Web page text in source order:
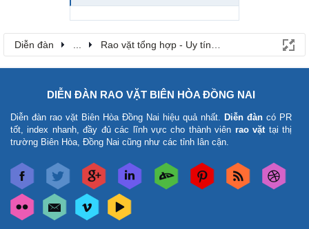
Diễn đàn Rao vặt tổng hợp - Uy tín - Miễn phí
DIỄN ĐÀN RAO VẶT BIÊN HÒA ĐỒNG NAI
Diễn đàn rao vặt Biên Hòa Đồng Nai hiệu quả nhất. Diễn đàn có PR
tốt, index nhanh, đầy đủ các lĩnh vực cho thành viên rao vặt tại thị
trường Biên Hòa, Đồng Nai cũng như các tỉnh lân cận.